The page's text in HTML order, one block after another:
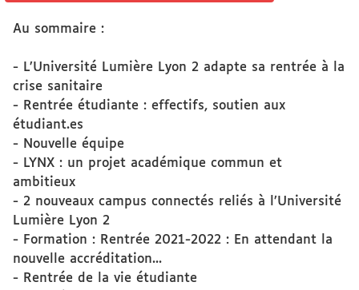
Médias
Au sommaire :
- L’Université Lumière Lyon 2 adapte sa rentrée à la
crise sanitaire
- Rentrée étudiante : effectifs, soutien aux
étudiant.es
- Nouvelle équipe
- LYNX : un projet académique commun et
ambitieux
- 2 nouveaux campus connectés reliés à l’Université
Lumière Lyon 2
- Formation : Rentrée 2021-2022 : En attendant la
nouvelle accréditation...
- Rentrée de la vie étudiante